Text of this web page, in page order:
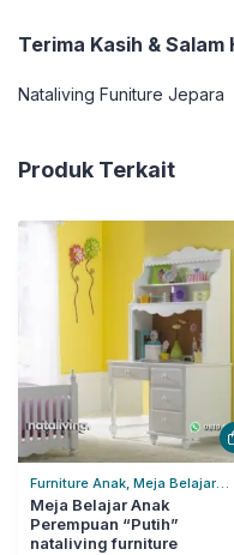
Terima Kasih & Salam
Nataliving Funiture Jepara
Produk Terkait
Furniture Anak, Meja Belajar
Anak
Meja Belajar Anak
Perempuan “Putih”
nataliving furniture